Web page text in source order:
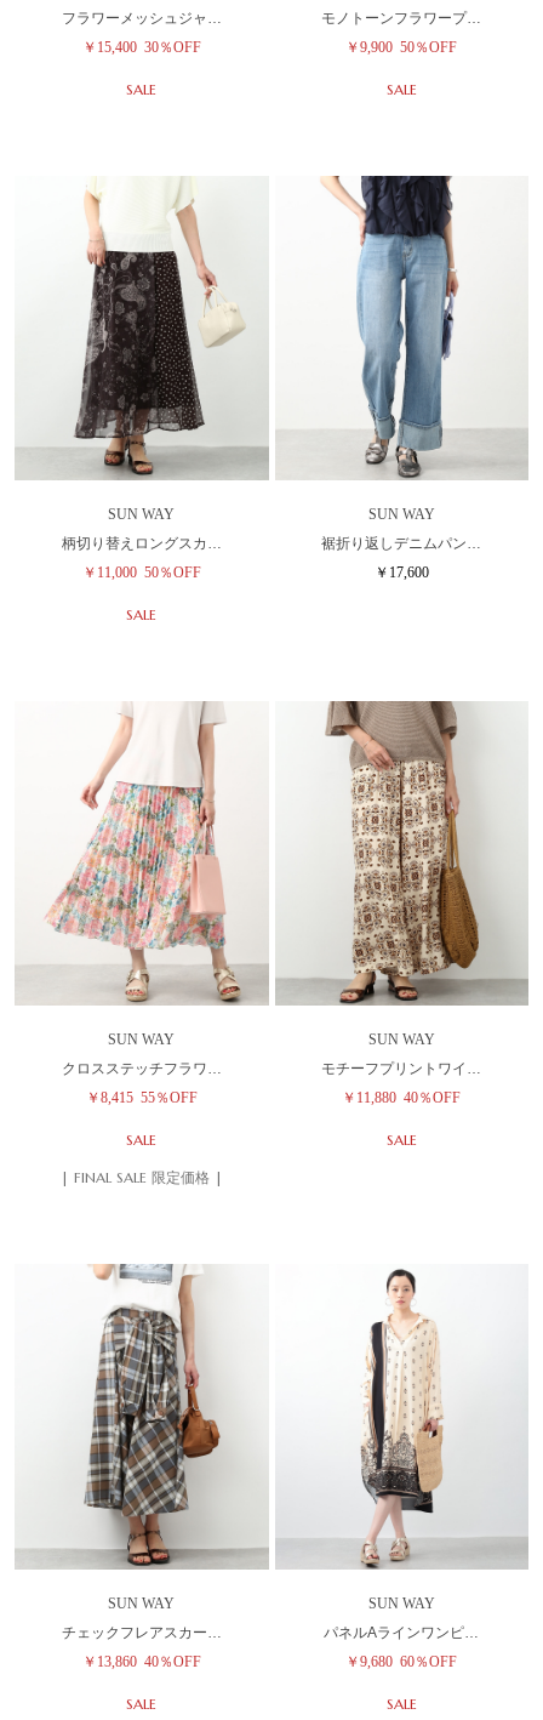
フラワーメッシュジャ…
￥15,400 30％OFF
SALE
モノトーンフラワープ…
￥9,900 50％OFF
SALE
SUN WAY
柄切り替えロングスカ…
￥11,000 50％OFF
SALE
SUN WAY
裾折り返しデニムパン…
￥17,600
SUN WAY
クロスステッチフラワ…
￥8,415 55％OFF
SALE
| FINAL SALE 限定価格 |
SUN WAY
モチーフプリントワイ…
￥11,880 40％OFF
SALE
SUN WAY
チェックフレアスカー…
￥13,860 40％OFF
SALE
SUN WAY
パネルAラインワンピ…
￥9,680 60％OFF
SALE